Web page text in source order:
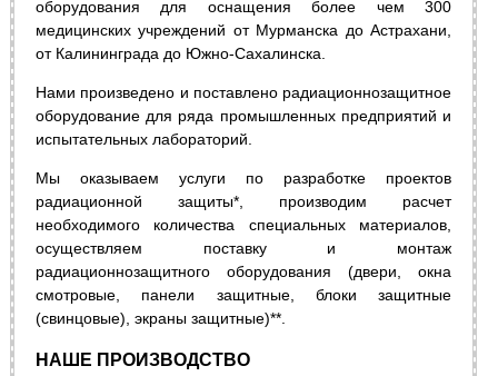
оборудования для оснащения более чем 300
медицинских учреждений от Мурманска до Астрахани,
от Калининграда до Южно-Сахалинска.
Нами произведено и поставлено радиационнозащитное
оборудование для ряда промышленных предприятий и
испытательных лабораторий.
Мы оказываем услуги по разработке проектов
радиационной защиты*, производим расчет
необходимого количества специальных материалов,
осуществляем поставку и монтаж
радиационнозащитного оборудования (двери, окна
смотровые, панели защитные, блоки защитные
(свинцовые), экраны защитные)**.
НАШЕ ПРОИЗВОДСТВО